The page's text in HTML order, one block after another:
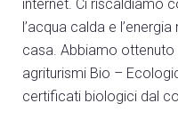
internet. Ci riscaldiamo
l’acqua calda e
casa. Abbiamo
agriturismi Bio –
certificati biologici dal